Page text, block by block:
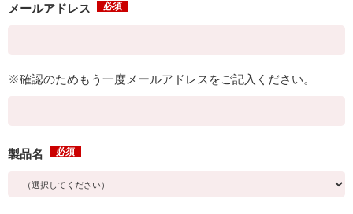
メールアドレス 必須
※確認のためもう一度メールアドレスをご記入ください。
製品名 必須